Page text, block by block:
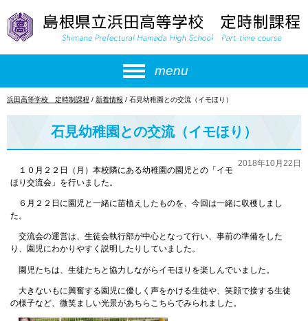
menu
現
浜田高等学校 定時制課程 / 新着情報 / 石見幼稚園との交流（イモほり）
石見幼稚園との交流（イモほり）
2018年10月22日
１０月２２日（月）本校隣にある幼稚園の園児との「イモ
ほり交流会」を行いました。
６月２２日に園児と一緒に苗植えしたものを、今回は一緒に収穫しまし
た。
交流会の運営は、生徒会執行部が中心となって行い、事前の準備をした
り、園児にわかりやすく説明したりしていました。
園児たちは、生徒たちと協力しながらイモほりを楽しんでいました。
大きないもに興奮する園児に優しく声をかける生徒や、笑顔で接する生徒
の様子など、微笑ましい光景があちらこちらでみられました。